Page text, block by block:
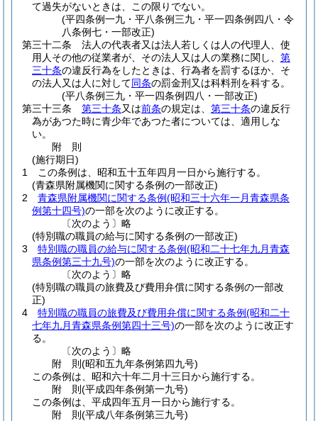
て過失がないときは、この限りでない。
(平四条例一九・平八条例三九・平一四条例四八・令
八条例七・一部改正)
第三十二条
法人の代表者又は法人若しくは人の代理人、使
用人その他の従業者が、その法人又は人の業務に関し、 第
三十条の違反行為をしたときは、行為者を罰するほか、そ
の法人又は人に対して同条の罰金刑又は科料刑を科する。
(平八条例三九・平一四条例四八・一部改正)
第三十三条
第三十条又は前条の規定は、 第三十条の違反行
為があつた時に青少年であつた者については、適用しな
い。
附 則
(施行期日)
1
この条例は、昭和五十五年四月一日から施行する。
(青森県附属機関に関する条例の一部改正)
2
青森県附属機関に関する条例(昭和三十六年一月青森県条
例第十四号)の一部を次のように改正する。
〔次のよう〕略
(特別職の職員の給与に関する条例の一部改正)
3
特別職の職員の給与に関する条例(昭和二十七年九月青森
県条例第三十九号)の一部を次のように改正する。
〔次のよう〕略
(特別職の職員の旅費及び費用弁償に関する条例の一部改
正)
4
特別職の職員の旅費及び費用弁償に関する条例(昭和二十
七年九月青森県条例第四十三号)の一部を次のように改正す
る。
〔次のよう〕略
附 則(昭和五九年条例第四九号)
この条例は、昭和六十年二月十三日から施行する。
附 則(平成四年条例第一九号)
この条例は、平成四年五月一日から施行する。
附 則(平成八年条例第三九号)